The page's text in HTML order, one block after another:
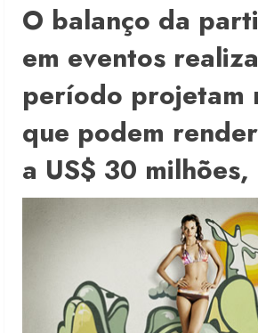
O balanço da
em eventos
período projetam
que podem
a US$ 30 milhões,